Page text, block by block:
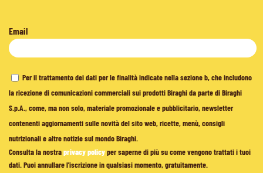
Email
Per il trattamento dei dati per le finalità indicate nella sezione b, che includono
la ricezione di comunicazioni commerciali sui prodotti Biraghi da parte di Biraghi
S.p.A., come, ma non solo, materiale promozionale e pubblicitario, newsletter
contenenti aggiornamenti sulle novità del sito web, ricette, menù, consigli
nutrizionali e altre notizie sul mondo Biraghi.
Consulta la nostraprivacy policyper saperne di più su come vengono trattati i tuoi
dati. Puoi annullare l'iscrizione in qualsiasi momento, gratuitamente.